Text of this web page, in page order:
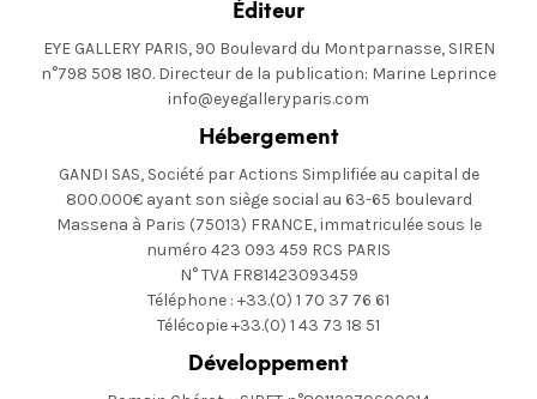
Éditeur
EYE GALLERY PARIS, 90 Boulevard du Montparnasse, SIREN
n°798 508 180. Directeur de la publication: Marine Leprince
info@eyegalleryparis.com
Hébergement
GANDI SAS, Société par Actions Simplifiée au capital de
800.000€ ayant son siège social au 63-65 boulevard
Massena à Paris (75013) FRANCE, immatriculée sous le
numéro 423 093 459 RCS PARIS
N° TVA FR81423093459
Téléphone : +33.(0) 1 70 37 76 61
Télécopie +33.(0) 1 43 73 18 51
Développement